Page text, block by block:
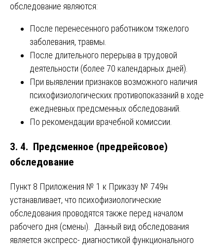
обследование являются:
После перенесенного работником тяжелого
заболевания, травмы.
После длительного перерыва в трудовой
деятельности (более 70 календарных дней).
При выявлении признаков возможного наличия
психофизиологических противопоказаний в ходе
ежедневных предсменных обследований.
По рекомендации врачебной комиссии.
3. 4. Предсменное (предрейсовое)
обследование
Пункт 8 Приложения № 1 к Приказу № 749н
устанавливает, что психофизиологические
обследования проводятся также перед началом
рабочего дня (смены). Данный вид обследования
является экспресс- диагностикой функционального